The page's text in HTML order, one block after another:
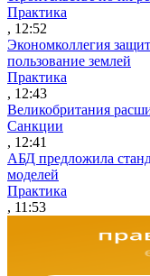
Практика
, 12:52
Экономколлегия
пользование землей
Практика
, 12:43
Великобритания
Санкции
, 12:41
АБД предложила
моделей
Практика
, 11:53